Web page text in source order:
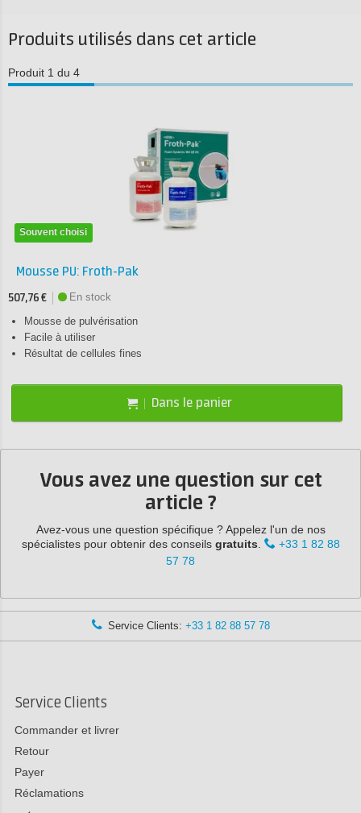
Produits utilisés dans cet article
Produit 1 du 4
Souvent choisi
Mousse PU: Froth-Pak
507,76 €
En stock
Mousse de pulvérisation
Facile à utiliser
Résultat de cellules fines
Dans le panier
Vous avez une question sur cet
article ?
Avez-vous une question spécifique ? Appelez l'un de nos
spécialistes pour obtenir des conseils gratuits.
+33 1 82 88
57 78
Service Clients: +33 1 82 88 57 78
Service Clients
Commander et livrer
Retour
Payer
Réclamations